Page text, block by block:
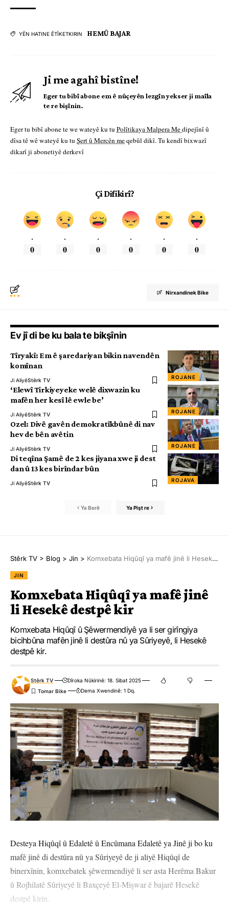
YÊN HATINE ÊTÎKETKIRIN HEMÛ BAJAR
Ji me agahî bistîne!
Eger tu bibî abone em ê nûçeyên lezgîn yekser ji maîla
te re bişînin.
Eger tu bibî abone te we wateyê ku tu Polîtikaya Malpera Medipejînî û
dîsa tê wê wateyê ku tu Şert û Mercên meqebûl dikî. Tu kendî bixwazî
dikarî ji abonetiyê derkevî
Çi Difikirî?
.
0
.
0
.
0
.
0
.
0
.
0
Nirxandinek Bike
Ev jî di be ku bala te bikşînin
ROJANE
Tîryakî: Em ê şaredariyan bikin navendên
komînan
Ji AliyêStêrk TV
ROJANE
‘Elewî Tirkiyeyeke welê dixwazin ku
mafên her kesî lê ewle be’
Ji AliyêStêrk TV
ROJANE
Ozel: Divê gavên demokratîkbûnê di nav
hev de bên avêtin
Ji AliyêStêrk TV
ROJAVA
Di teqîna Şamê de 2 kes jiyana xwe ji dest
dan û 13 kes birîndar bûn
Ji AliyêStêrk TV
Ya Berê Ya Pişt re
Stêrk TV > Blog > Jin > Komxebata Hiqûqî ya mafê jinê li Hesekê destpê kir
JIN
Komxebata Hiqûqî ya mafê jinê
li Hesekê destpê kir
Komxebata Hiqûqî û Şêwermendiyê ya li ser girîngiya
bicihbûna mafên jinê li destûra nû ya Sûriyeyê, li Hesekê
destpê kir.
Stêrk TV
Dîroka Nûkirinê: 18. Sibat 2025
Dema Xwendinê: 1 Dq.
Desteya Hiqûqî û Edaletê û Encûmana Edaletê ya Jinê ji bo ku
mafê jinê di destûra nû ya Sûriyeyê de ji aliyê Hiqûqî de
binerxînin, komxebatek şêwermendiyê li ser asta Herêma Bakur
û Rojhilatê Sûriyeyê li Baxçeyê El-Mişwar ê bajarê Hesekê
destpê kirin.